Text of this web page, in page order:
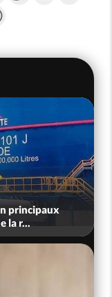
principaux
la r...